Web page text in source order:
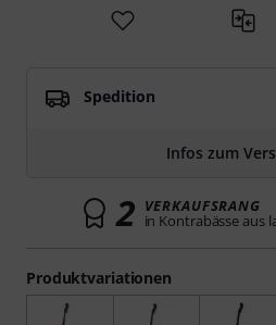
Produktvariationen
Spedition
Infos zum
2 VERKAUFSRANG
in Kontrabässe aus